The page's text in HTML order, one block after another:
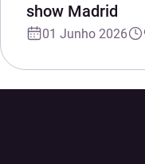
show Madrid
01 Junho 2026